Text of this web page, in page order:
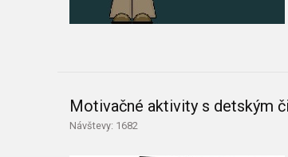
Motivačné aktivity s detským
Návštevy: 1682